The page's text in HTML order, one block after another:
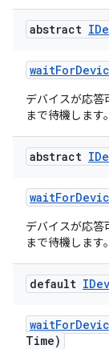
abstract
waitFor
デバイスが応答
まで待機します。
abstract
waitFor
デバイスが応答
まで待機します。
default
waitFor
Time)